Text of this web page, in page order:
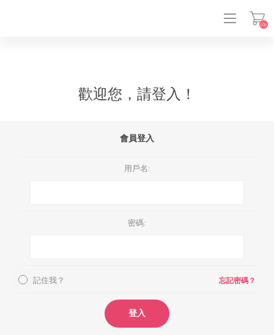
(0)
歡迎您，請登入！
會員登入
用戶名:
密碼:
記住我？ 忘記密碼？
登入